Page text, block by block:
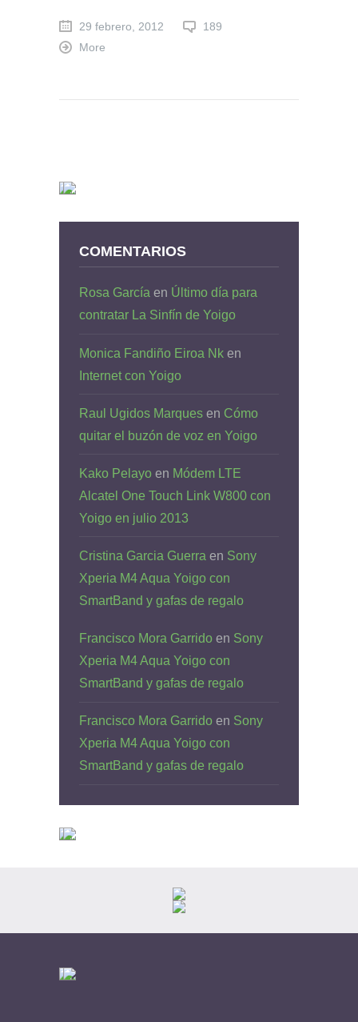
29 febrero, 2012
189
More
COMENTARIOS
Rosa García en Último día para
contratar La Sinfín de Yoigo
Monica Fandiño Eiroa Nk en
Internet con Yoigo
Raul Ugidos Marques en Cómo
quitar el buzón de voz en Yoigo
Kako Pelayo en Módem LTE
Alcatel One Touch Link W800 con
Yoigo en julio 2013
Cristina Garcia Guerra en Sony
Xperia M4 Aqua Yoigo con
SmartBand y gafas de regalo
Francisco Mora Garrido en Sony
Xperia M4 Aqua Yoigo con
SmartBand y gafas de regalo
Francisco Mora Garrido en Sony
Xperia M4 Aqua Yoigo con
SmartBand y gafas de regalo